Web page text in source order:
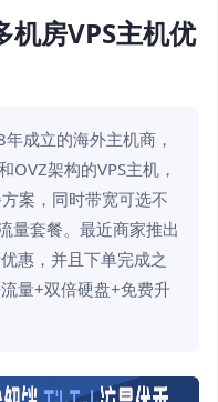
机房VPS主机优
成立的海外主机商，
OVZ架构的VPS主机，
案，同时带宽可选不
量套餐。最近商家推出
惠，并且下单完成之
量+双倍硬盘+免费升